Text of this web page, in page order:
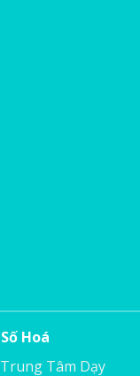
Hoá
Tâm Dạy